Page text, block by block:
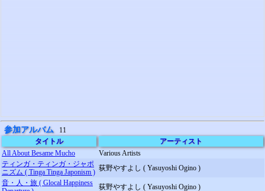
参加アルバム
11
タイトル
アーティスト
All About Besame Mucho
Various Artists
ティンガ・ティンガ・ジャポ
ニズム ( Tinga Tinga Japonism ) 荻野やすよし ( Yasuyoshi Ogino )
音・人・旅 ( Glocal Happiness
荻野やすよし ( Yasuyoshi Ogino )